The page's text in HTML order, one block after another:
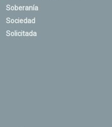
Soberanía
Sociedad
Solicitada